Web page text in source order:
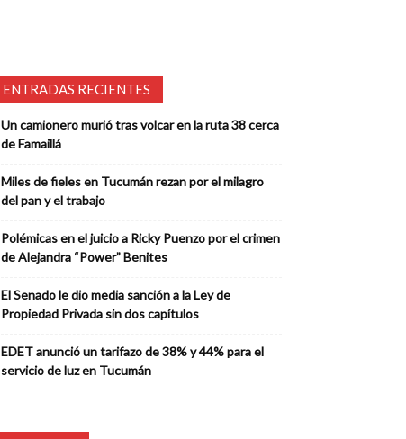
ENTRADAS RECIENTES
Un camionero murió tras volcar en la ruta 38 cerca
de Famaillá
Miles de fieles en Tucumán rezan por el milagro
del pan y el trabajo
Polémicas en el juicio a Ricky Puenzo por el crimen
de Alejandra “Power” Benites
El Senado le dio media sanción a la Ley de
Propiedad Privada sin dos capítulos
EDET anunció un tarifazo de 38% y 44% para el
servicio de luz en Tucumán